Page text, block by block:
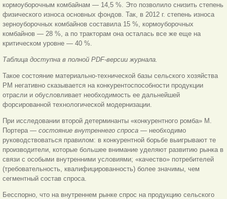
кормоуборочным комбайнам — 14,5 %. Это позволило снизить степень
физического износа основных фондов. Так, в 2012 г. степень износа
зерноуборочных комбайнов составила 15 %, кормоуборочных
комбайнов — 28 %, а по тракторам она осталась все же еще на
критическом уровне — 40 %.
Таблица доступна в полной PDF-версии журнала.
Такое состояние материально-технической базы сельского хозяйства
РМ негативно сказывается на конкурентоспособности продукции
отрасли и обусловливает необходимость ее дальнейшей
форсированной технологической модернизации.
При исследовании второй детерминанты «конкурентного ромба» М.
Портера — состояние внутреннего спроса — необходимо
руководствоваться правилом: в конкурентной борьбе выигрывают те
производители, которые большее внимание уделяют развитию рынка в
связи с особыми внутренними условиями; «качество» потребителей
(требовательность, квалифицированность) более значимы, чем
сегментный состав спроса.
Бесспорно, что на внутреннем рынке спрос на продукцию сельского